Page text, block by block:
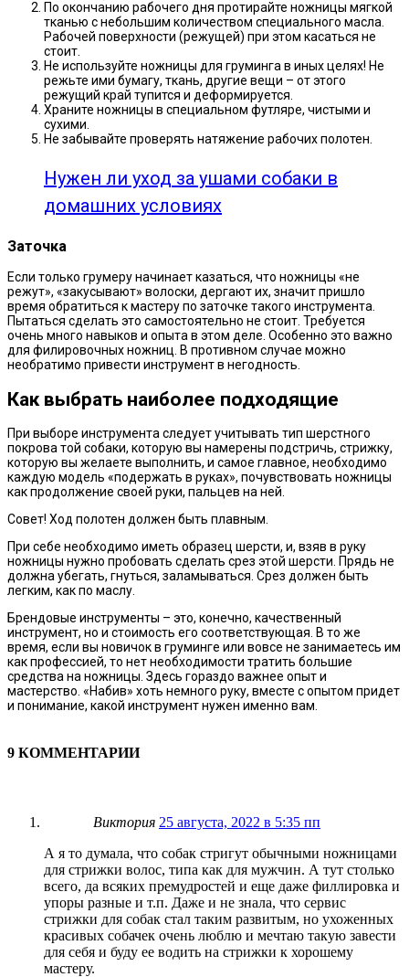
По окончанию рабочего дня протирайте ножницы мягкой
тканью с небольшим количеством специального масла.
Рабочей поверхности (режущей) при этом касаться не
стоит.
Не используйте ножницы для груминга в иных целях! Не
режьте ими бумагу, ткань, другие вещи – от этого
режущий край тупится и деформируется.
Храните ножницы в специальном футляре, чистыми и
сухими.
Не забывайте проверять натяжение рабочих полотен.
Нужен ли уход за ушами собаки в
домашних условиях
Заточка
Если только грумеру начинает казаться, что ножницы «не
режут», «закусывают» волоски, дергают их, значит пришло
время обратиться к мастеру по заточке такого инструмента.
Пытаться сделать это самостоятельно не стоит. Требуется
очень много навыков и опыта в этом деле. Особенно это важно
для филировочных ножниц. В противном случае можно
необратимо привести инструмент в негодность.
Как выбрать наиболее подходящие
При выборе инструмента следует учитывать тип шерстного
покрова той собаки, которую вы намерены подстричь, стрижку,
которую вы желаете выполнить, и самое главное, необходимо
каждую модель «подержать в руках», почувствовать ножницы
как продолжение своей руки, пальцев на ней.
Совет! Ход полотен должен быть плавным.
При себе необходимо иметь образец шерсти, и, взяв в руку
ножницы нужно пробовать сделать срез этой шерсти. Прядь не
должна убегать, гнуться, заламываться. Срез должен быть
легким, как по маслу.
Брендовые инструменты – это, конечно, качественный
инструмент, но и стоимость его соответствующая. В то же
время, если вы новичок в груминге или вовсе не занимаетесь им
как профессией, то нет необходимости тратить большие
средства на ножницы. Здесь гораздо важнее опыт и
мастерство. «Набив» хоть немного руку, вместе с опытом придет
и понимание, какой инструмент нужен именно вам.
9 КОММЕНТАРИИ
Виктория 25 августа, 2022 в 5:35 пп
А я то думала, что собак стригут обычными ножницами
для стрижки волос, типа как для мужчин. А тут столько
всего, да всяких премудростей и еще даже филлировка и
упоры разные и т.п. Даже и не знала, что сервис
стрижки для собак стал таким развитым, но ухоженных
красивых собачек очень люблю и мечтаю такую завести
для себя и буду ее водить на стрижки к хорошему
мастеру.